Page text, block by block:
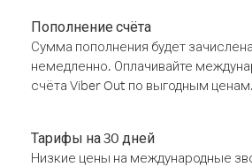
Пополнение счёта
Сумма пополнения будет
немедленно. Оплачивайте
счёта Viber Out по выгодным ценам.
Тарифы на 30 дней
Низкие цены на международные